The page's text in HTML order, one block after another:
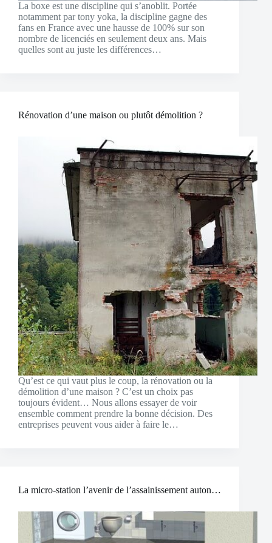
La boxe est une discipline qui s’anoblit. Portée
notamment par tony yoka, la discipline gagne des
fans en France avec une hausse de 100% sur son
nombre de licenciés en seulement deux ans. Mais
quelles sont au juste les différences…
Rénovation d’une maison ou plutôt démolition ?
Qu’est ce qui vaut plus le coup, la rénovation ou la
démolition d’une maison ? C’est un choix pas
toujours évident… Nous allons essayer de voir
ensemble comment prendre la bonne décision. Des
entreprises peuvent vous aider à faire le…
La micro-station l’avenir de l’assainissement autonome (ANC)